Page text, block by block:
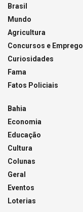
Brasil
Mundo
Agricultura
Concursos e Emprego
Curiosidades
Fama
Fatos Policiais
Bahia
Economia
Educação
Cultura
Colunas
Geral
Eventos
Loterias